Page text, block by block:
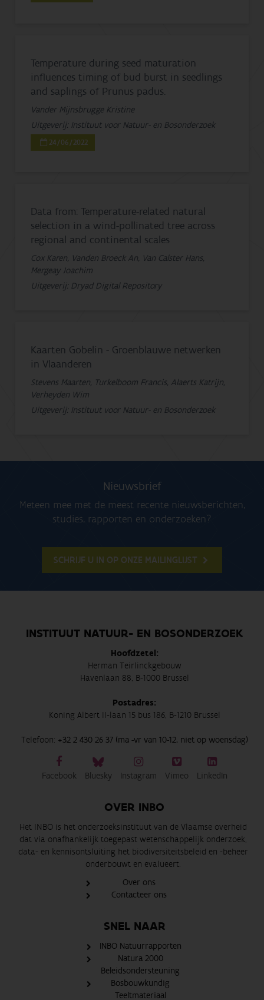
Temperature during seed maturation
influences timing of bud burst in seedlings
and saplings of Prunus padus.
Vander Mijnsbrugge Kristine
Uitgeverij: Instituut voor Natuur- en Bosonderzoek
24/06/2022
Data from: Temperature-related natural
selection in a wind-pollinated tree across
regional and continental scales
Cox Karen, Vanden Broeck An, Van Calster Hans,
Mergeay Joachim
Uitgeverij: Dryad Digital Repository
Kaarten Gobelin - Groenblauwe netwerken
in Vlaanderen
Stevens Maarten, Turkelboom Francis, Alaerts Katrijn,
Verheyden Wim
Uitgeverij: Instituut voor Natuur- en Bosonderzoek
Nieuwsbrief
Meteen mee met de meest recente nieuwsberichten,
studies, rapporten en onderzoeken?
SCHRIJF U IN OP ONZE MAILINGLIJST
INSTITUUT NATUUR- EN BOSONDERZOEK
Hoofdzetel:
Herman Teirlinckgebouw
Havenlaan 88, B-1000 Brussel
Postadres:
Koning Albert II-laan 15 bus 186, B-1210 Brussel
Telefoon: +32 2 430 26 37 (ma -vr van 10-12, niet op woensdag)
Facebook Bluesky Instagram Vimeo LinkedIn
OVER INBO
Het INBO is het onderzoeksinstituut van de Vlaamse overheid
dat via onafhankelijk toegepast wetenschappelijk onderzoek,
data- en kennisontsluiting het biodiversiteitsbeleid en -beheer
onderbouwt en evalueert.
Over ons
Contacteer ons
SNEL NAAR
INBO Natuurrapporten
Natura 2000
Beleidsondersteuning
Bosbouwkundig
Teeltmateriaal